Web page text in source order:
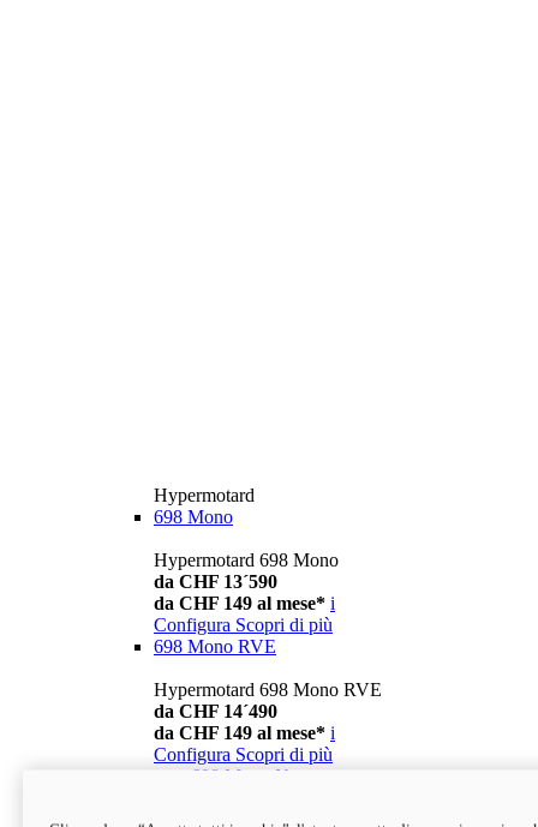
Hypermotard
698 Mono
Hypermotard 698 Mono
da CHF 13´590
da CHF 149 al mese* i
Configura Scopri di più
698 Mono RVE
Hypermotard 698 Mono RVE
da CHF 14´490
da CHF 149 al mese* i
Configura Scopri di più
698 Mono Nera
Hypermotard 698 Mono Nera